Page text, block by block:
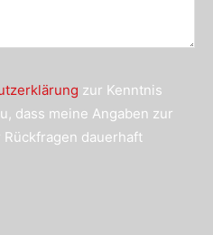
zur Kenntnis
dass meine Angaben zur
dauerhaft